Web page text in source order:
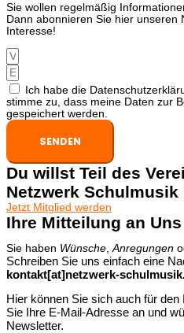
Sie wollen regelmäßig
Dann abonnieren Sie hier unseren
Interesse!
Ich habe die
stimme zu, dass meine Daten zur
gespeichert werden.
SENDEN
Du willst Teil des
Netzwerk Schulmusik
Jetzt Mitglied werden
Ihre Mitteilung an Uns
Sie haben Wünsche,Anregungen
Schreiben Sie uns einfach eine
kontakt[at]netzwerk-
Hier können Sie sich auch für
Sie Ihre E-Mail-Adresse an und
Newsletter.